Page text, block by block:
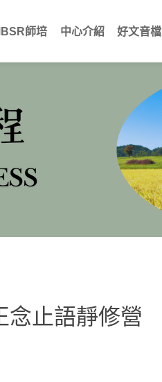
師培 中心介紹 好文音檔
念止語靜修營